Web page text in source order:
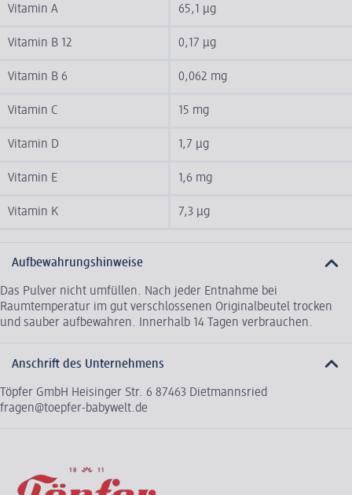
Vitamin A 65,1 µg
Vitamin B 12 0,17 µg
Vitamin B 6 0,062 mg
Vitamin C 15 mg
Vitamin D 1,7 µg
Vitamin E 1,6 mg
Vitamin K 7,3 µg
Aufbewahrungshinweise
Das Pulver nicht umfüllen. Nach jeder Entnahme bei
Raumtemperatur im gut verschlossenen Originalbeutel trocken
und sauber aufbewahren. Innerhalb 14 Tagen verbrauchen.
Anschrift des Unternehmens
Töpfer GmbH Heisinger Str. 6 87463 Dietmannsried
fragen@toepfer-babywelt.de